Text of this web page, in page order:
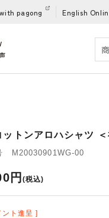
pagong English
ットンアロハシャツ
M20030901WG-00
円 (税込)
ト進呈 ]